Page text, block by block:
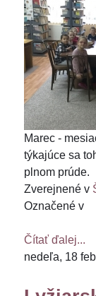
Marec -
týkajúce sa
plnom prúde.
Zverejnené v
Označené v
Čítať ďalej...
nedeľa, 18